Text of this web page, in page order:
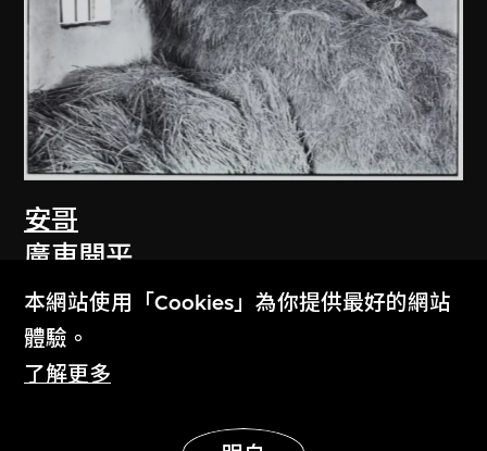
安哥
廣東開平
1981
本網站使用「Cookies」為你提供最好的網站
體驗。
了解更多
展示更多